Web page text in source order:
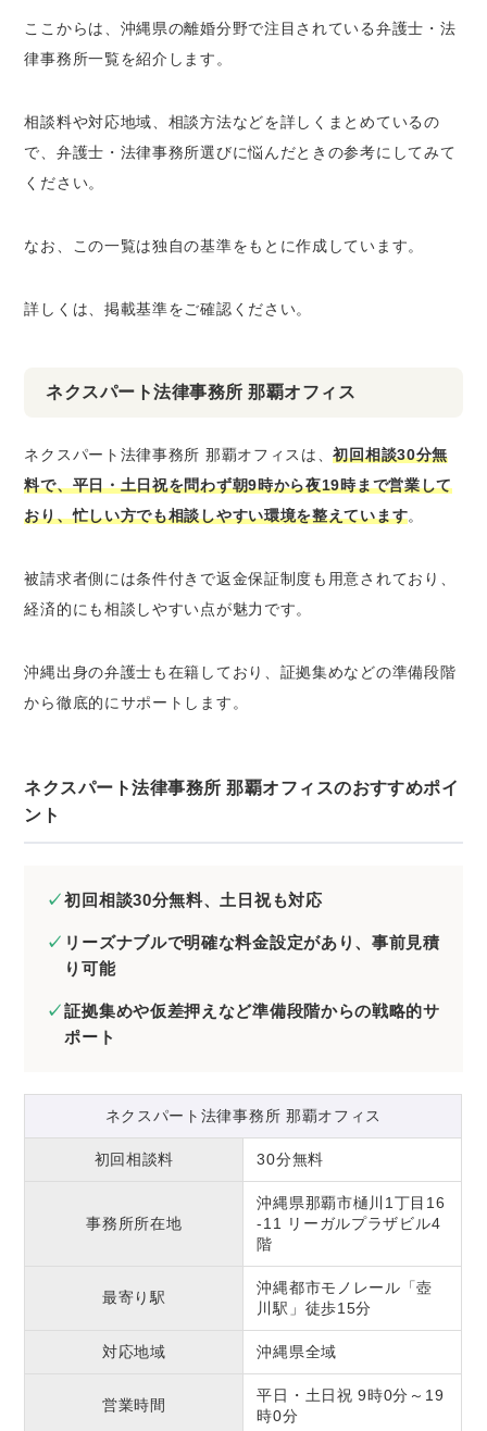
ここからは、沖縄県の離婚分野で注目されている弁護士・法
律事務所一覧を紹介します。
相談料や対応地域、相談方法などを詳しくまとめているの
で、弁護士・法律事務所選びに悩んだときの参考にしてみて
ください。
なお、この一覧は独自の基準をもとに作成しています。
詳しくは、掲載基準をご確認ください。
ネクスパート法律事務所 那覇オフィス
ネクスパート法律事務所 那覇オフィスは、初回相談30分無
料で、平日・土日祝を問わず朝9時から夜19時まで営業して
おり、忙しい方でも相談しやすい環境を整えています。
被請求者側には条件付きで返金保証制度も用意されており、
経済的にも相談しやすい点が魅力です。
沖縄出身の弁護士も在籍しており、証拠集めなどの準備段階
から徹底的にサポートします。
ネクスパート法律事務所 那覇オフィスのおすすめポイ
ント
初回相談30分無料、土日祝も対応
リーズナブルで明確な料金設定があり、事前見積
り可能
証拠集めや仮差押えなど準備段階からの戦略的サ
ポート
ネクスパート法律事務所 那覇オフィス
初回相談料 30分無料
事務所所在地
沖縄県那覇市樋川1丁目16
-11 リーガルプラザビル4
階
最寄り駅
沖縄都市モノレール「壺
川駅」徒歩15分
対応地域 沖縄県全域
営業時間
平日・土日祝 9時0分～19
時0分